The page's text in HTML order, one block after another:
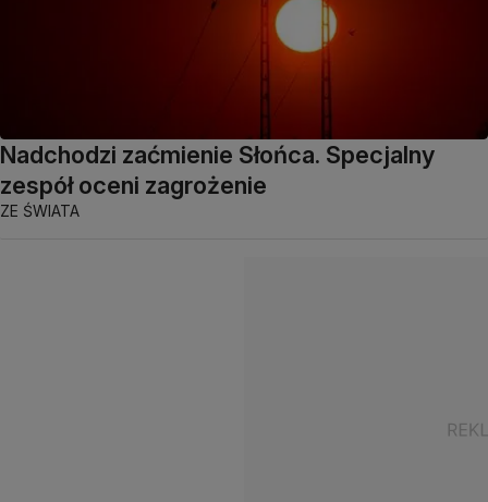
Nadchodzi zaćmienie Słońca. Specjalny
zespół oceni zagrożenie
ZE ŚWIATA